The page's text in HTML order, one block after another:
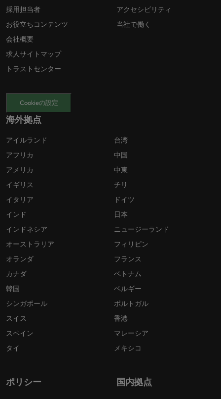
採用担当者
お役立ちコンテンツ
会社概要
求人サイトマップ
トラストセンター
アクセシビリティ
当社で働く
Cookieの設定
海外拠点
アイルランド
アフリカ
アメリカ
イギリス
イタリア
インド
インドネシア
オーストラリア
オランダ
カナダ
韓国
シンガポール
スイス
スペイン
タイ
台湾
中国
中東
チリ
ドイツ
日本
ニュージーランド
フィリピン
フランス
ベトナム
ベルギー
ポルトガル
香港
マレーシア
メキシコ
ポリシー 国内拠点